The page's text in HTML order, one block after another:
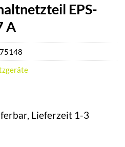
EPS-
A
Lieferzeit 1-3